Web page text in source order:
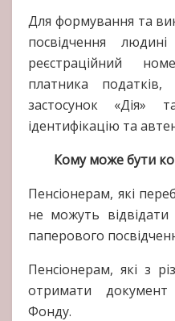
Для формування та
посвідчення
реєстраційний
платника податків,
застосунок «Дія»
ідентифікацію та
Кому може бути
Пенсіонерам, які
не можуть
паперового
Пенсіонерам, які з
отримати
Фонду.